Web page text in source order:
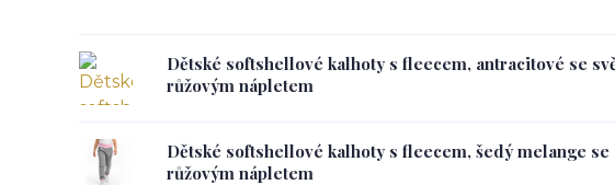
Dětské softshellové kalhoty s fleecem, antracitové se
růžovým nápletem
Dětské softshellové kalhoty s fleecem, šedý melange se
růžovým nápletem